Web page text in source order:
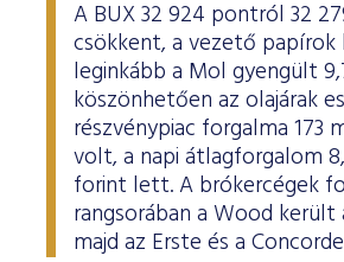
A BUX 32 924 pontról 32
csökkent, a vezető papírok
leginkább a Mol gyengült
köszönhetően az olajárak
részvénypiac forgalma 173
volt, a napi átlagforgalom
forint lett. A brókercégek
rangsorában a Wood került
majd az Erste és a